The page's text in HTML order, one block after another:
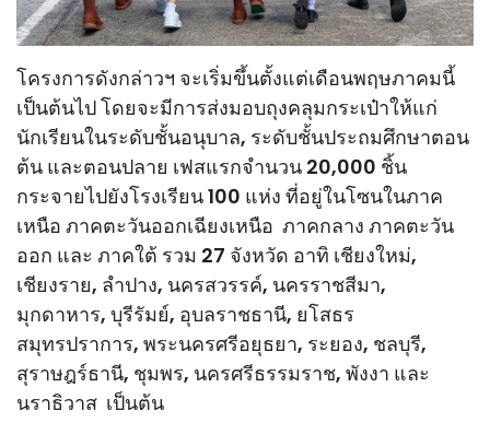
โครงการดังกล่าวฯ จะเริ่มขึ้นตั้งแต่เดือนพฤษภาคมนี้
เป็นต้นไป โดยจะมีการส่งมอบถุงคลุมกระเป๋าให้แก่
นักเรียนในระดับชั้นอนุบาล, ระดับชั้นประถมศึกษาตอน
ต้น และตอนปลาย เฟสแรกจำนวน 20,000 ชิ้น
กระจายไปยังโรงเรียน 100 แห่ง ที่อยู่ในโซนในภาค
เหนือ ภาคตะวันออกเฉียงเหนือ ภาคกลาง ภาคตะวัน
ออก และ ภาคใต้ รวม 27 จังหวัด อาทิ เชียงใหม่,
เชียงราย, ลำปาง, นครสวรรค์, นครราชสีมา,
มุกดาหาร, บุรีรัมย์, อุบลราชธานี, ยโสธร
สมุทรปราการ, พระนครศรีอยุธยา, ระยอง, ชลบุรี,
สุราษฎร์ธานี, ชุมพร, นครศรีธรรมราช, พังงา และ
นราธิวาส เป็นต้น